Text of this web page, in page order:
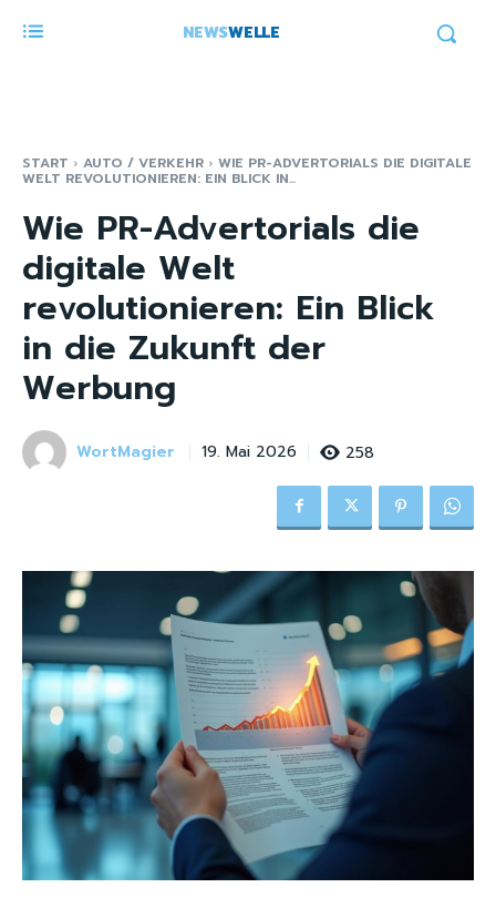
NEWSWELLE
START AUTO / VERKEHR WIE PR-ADVERTORIALS DIE DIGITALE
WELT REVOLUTIONIEREN: EIN BLICK IN...
Wie PR-Advertorials die
digitale Welt
revolutionieren: Ein Blick
in die Zukunft der
Werbung
WortMagier 19. Mai 2026 258